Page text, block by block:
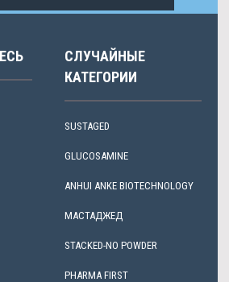
СЛУЧАЙНЫЕ
КАТЕГОРИИ
SUSTAGED
GLUCOSAMINE
ANHUI ANKE BIOTECHNOLOGY
МАСТАДЖЕД
STACKED-NO POWDER
PHARMA FIRST